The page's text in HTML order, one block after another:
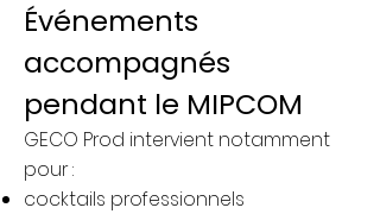
Événements
accompagnés
pendant le MIPCOM
GECO Prod intervient notamment
pour :
cocktails professionnels